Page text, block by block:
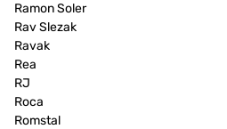
Ramon Soler
Rav Slezak
Ravak
Rea
RJ
Roca
Romstal